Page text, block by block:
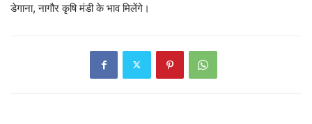
डेगाना, नागौर कृषि मंडी के भाव मिलेंगे।